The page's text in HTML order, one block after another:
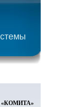
«КОМИТА»